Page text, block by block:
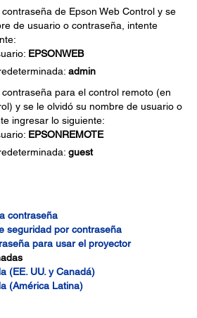
de Epson Web Control y se
de usuario o contraseña, intente
EPSONWEB
admin
para el control remoto (en
y se le olvidó su nombre de usuario o
ingresar lo siguiente:
EPSONREMOTE
guest
contraseña
seguridad por contraseña
para usar el proyector
(EE. UU. y Canadá)
(América Latina)